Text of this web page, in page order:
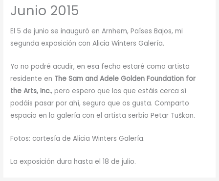
Junio 2015
El 5 de junio se inauguró en Arnhem, Países Bajos, mi
segunda exposición con Alicia Winters Galería.
Yo no podré acudir, en esa fecha estaré como artista
residente en The Sam and Adele Golden Foundation for
the Arts, Inc., pero espero que los que estáis cerca sí
podáis pasar por ahí, seguro que os gusta. Comparto
espacio en la galería con el artista serbio Petar Tuškan.
Fotos: cortesía de Alicia Winters Galería.
La exposición dura hasta el 18 de julio.